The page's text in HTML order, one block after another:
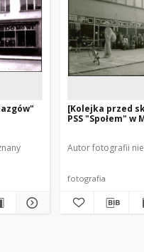
[Kolejka przed
PSS "Społem" w
Autor fotografii
fotografia